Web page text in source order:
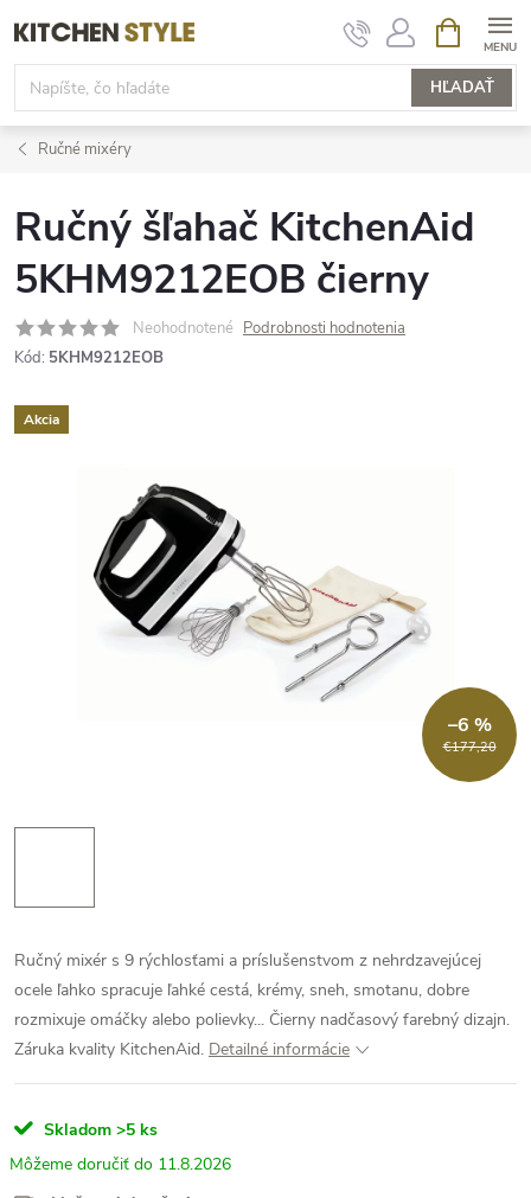
na
obsah
HĽADAŤ
KOŠÍK
Ručné mixéry
Ručný šľahač KitchenAid
5KHM9212EOB čierny
Neohodnotené Podrobnosti hodnotenia
Kód: 5KHM9212EOB
Akcia
€177,20
–6 %
Ručný mixér s 9 rýchlosťami a príslušenstvom z nehrdzavejúcej
ocele ľahko spracuje ľahké cestá, krémy, sneh, smotanu, dobre
rozmixuje omáčky alebo polievky... Čierny nadčasový farebný dizajn.
Záruka kvality KitchenAid. Detailné informácie
Skladom >5 ks
11.8.2026